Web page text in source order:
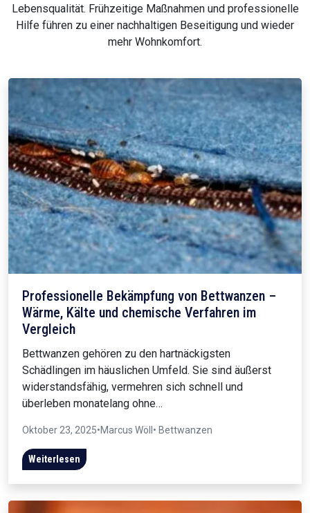
Lebensqualität. Frühzeitige Maßnahmen und professionelle
Hilfe führen zu einer nachhaltigen Beseitigung und wieder
mehr Wohnkomfort.
Professionelle Bekämpfung von Bettwanzen –
Wärme, Kälte und chemische Verfahren im
Vergleich
Bettwanzen gehören zu den hartnäckigsten
Schädlingen im häuslichen Umfeld. Sie sind äußerst
widerstandsfähig, vermehren sich schnell und
überleben monatelang ohne…
Oktober 23, 2025•Marcus Wöll • Bettwanzen
Weiterlesen